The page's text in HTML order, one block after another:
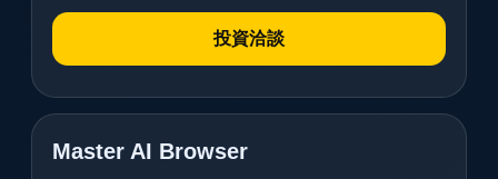
投資洽談
Master AI Browser